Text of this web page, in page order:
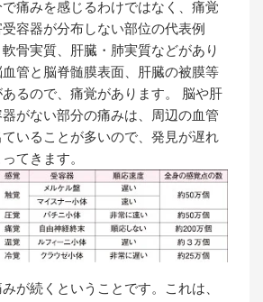
痛みを感じるわけではなく、痛覚
容器が分布しない部位の代表例
骨実質、肝臓・肺実質などがあり
管と脳脊髄膜表面、肝臓の被膜等
るので、痛覚があります。 脳や肝
がない部分の痛みは、周辺の血管
いることが多いので、発見が遅れ
てきます。
が続くということです。これは、